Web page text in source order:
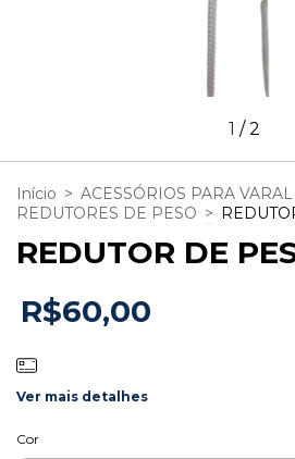
1 /2
Início > ACESSÓRIOS PARA VARAL
REDUTORES DE PESO >
REDUTOR DE
R$60,00
Ver mais detalhes
Cor